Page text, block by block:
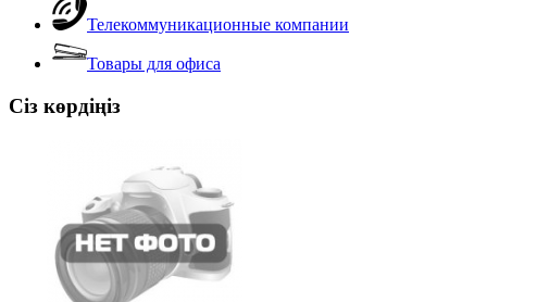
Телекоммуникационные компании
Товары для офиса
Сіз көрдіңіз